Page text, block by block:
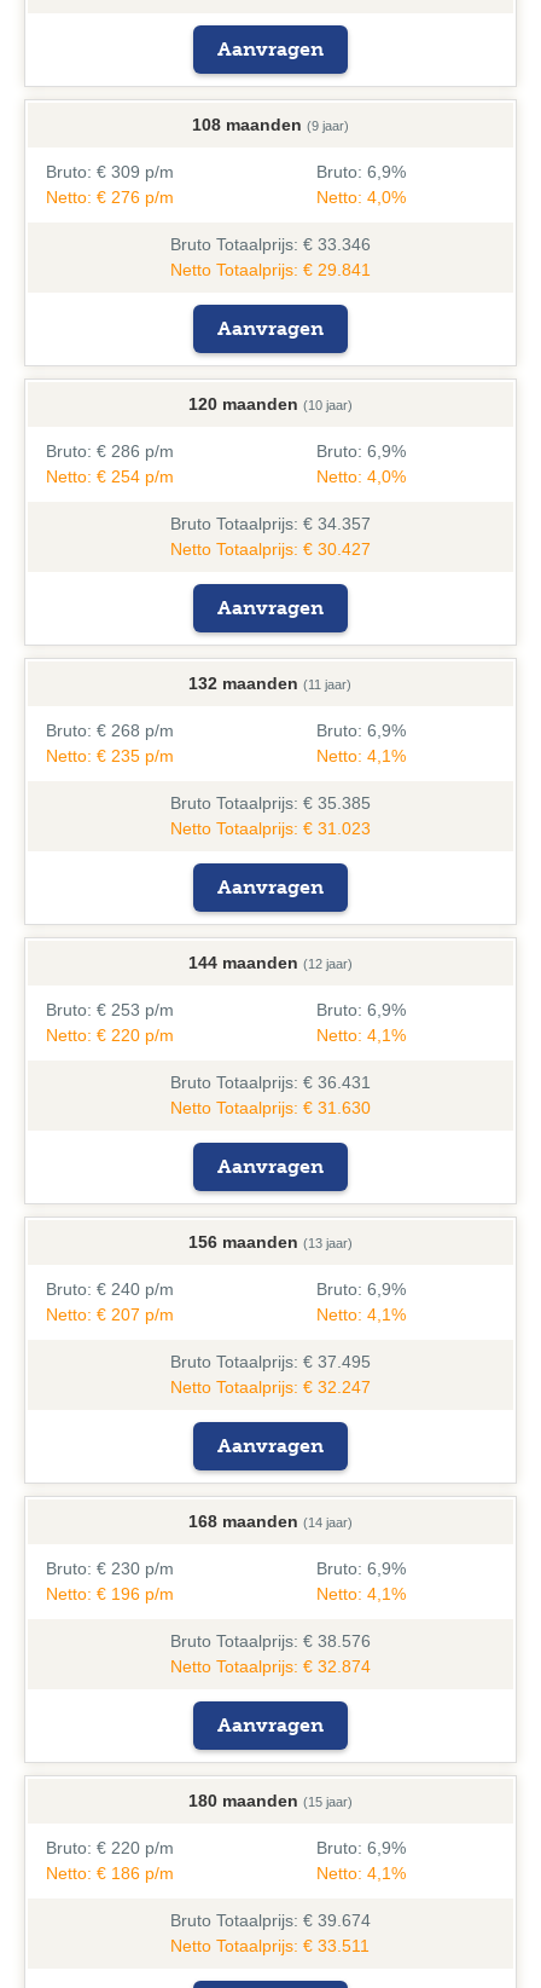
Aanvragen
108 maanden (9 jaar)
Bruto: € 309 p/m
Netto: € 276 p/m
Bruto: 6,9%
Netto: 4,0%
Bruto Totaalprijs: € 33.346
Netto Totaalprijs: € 29.841
Aanvragen
120 maanden (10 jaar)
Bruto: € 286 p/m
Netto: € 254 p/m
Bruto: 6,9%
Netto: 4,0%
Bruto Totaalprijs: € 34.357
Netto Totaalprijs: € 30.427
Aanvragen
132 maanden (11 jaar)
Bruto: € 268 p/m
Netto: € 235 p/m
Bruto: 6,9%
Netto: 4,1%
Bruto Totaalprijs: € 35.385
Netto Totaalprijs: € 31.023
Aanvragen
144 maanden (12 jaar)
Bruto: € 253 p/m
Netto: € 220 p/m
Bruto: 6,9%
Netto: 4,1%
Bruto Totaalprijs: € 36.431
Netto Totaalprijs: € 31.630
Aanvragen
156 maanden (13 jaar)
Bruto: € 240 p/m
Netto: € 207 p/m
Bruto: 6,9%
Netto: 4,1%
Bruto Totaalprijs: € 37.495
Netto Totaalprijs: € 32.247
Aanvragen
168 maanden (14 jaar)
Bruto: € 230 p/m
Netto: € 196 p/m
Bruto: 6,9%
Netto: 4,1%
Bruto Totaalprijs: € 38.576
Netto Totaalprijs: € 32.874
Aanvragen
180 maanden (15 jaar)
Bruto: € 220 p/m
Netto: € 186 p/m
Bruto: 6,9%
Netto: 4,1%
Bruto Totaalprijs: € 39.674
Netto Totaalprijs: € 33.511